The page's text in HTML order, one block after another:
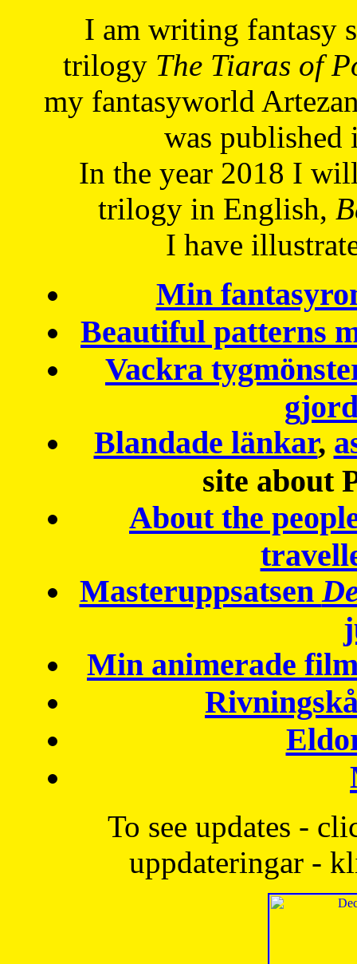
I am writing fantasy
trilogy The Tiaras of
my fantasyworld
was published
In the year 2018 I
trilogy in English,
I have
Min
Beautiful patterns
Vackra
Blandade länkar,
site about
About the
Masteruppsatsen
Min animerade
To see updates -
uppdateringar -